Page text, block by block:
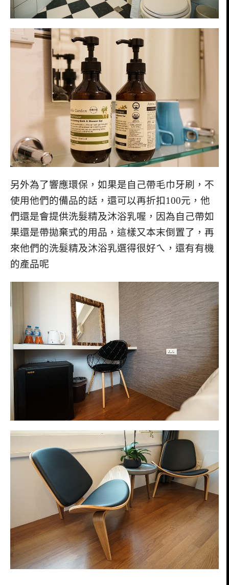
另外為了響應環保，如果是自己帶毛巾牙刷，不
使用他們的備品的話，還可以再折扣100元，他
們還是會提供洗髮精及沐浴乳喔，因為自己帶如
果還是帶拋棄式的用品，這樣又本末倒置了，再
來他們的洗髮精及沐浴乳選得很好ㄟ，還有有機
的產品呢